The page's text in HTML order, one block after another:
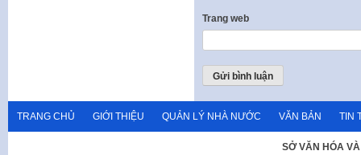
Trang web
TRANG CHỦ GIỚI THIỆU QUẢN LÝ NHÀ NƯỚC VĂN BẢN TIN
SỞ VĂN HÓA